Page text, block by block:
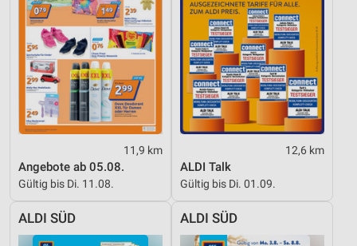
11,9 km
Angebote ab 05.08.
Gültig bis Di. 11.08.
12,6 km
ALDI Talk
Gültig bis Di. 01.09.
ALDI SÜD ALDI SÜD